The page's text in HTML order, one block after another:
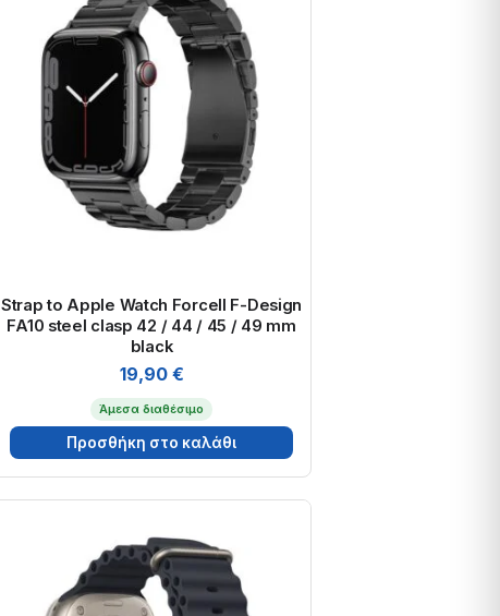
Strap to Apple Watch Forcell F-Design
FA10 steel clasp 42 / 44 / 45 / 49 mm
black
19,90 €
Άμεσα διαθέσιμο
Προσθήκη στο καλάθι